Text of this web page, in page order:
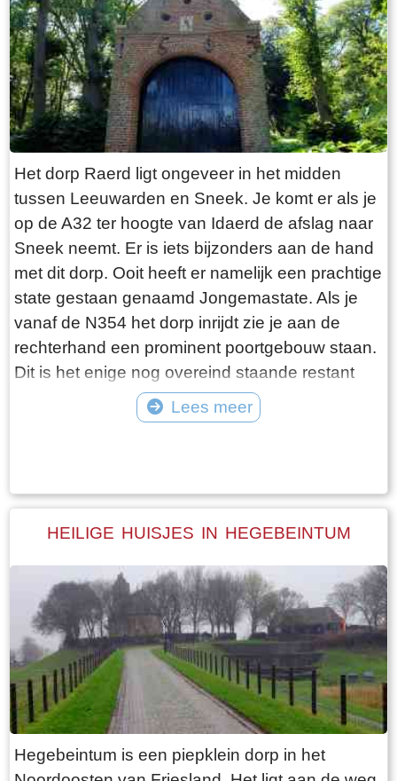
gevangen wordt. En niets is minder waar.
Tegenover de twee visrestaurants ligt in het
kleinste haventje van Europa eenzaam en
alleen de HL6. Navraag in het restaurant leert
dan dit de vissersboot van de gebroeders De
Vries is. Zij zijn de laatste overgebleven vissers
van Laaksum. Eerder was er sprake van een
bescheiden vloot maar de meeste vissers van
Laaksum zijn er al lang geleden mee gestopt.
De gebroeders De Vries houden het dus nog vol
en vangen regelmatig bot bij Laaksum. Ik hoor
dat de ze inmiddels aardig op leeftijd zijn, in
ieder geval over de zestig. Ik hoop dat ze het
nog even kunnen volhouden tot aan hun
pensioenleeftijd. Want zodra zij ermee stoppen
vangt iedereen bot bij Laaksum.
Het dorp Raerd ligt ongeveer in het midden
tussen Leeuwarden en Sneek. Je komt er als je
op de A32 ter hoogte van Idaerd de afslag naar
Sneek neemt. Er is iets bijzonders aan de hand
met dit dorp. Ooit heeft er namelijk een prachtige
state gestaan genaamd Jongemastate. Als je
vanaf de N354 het dorp inrijdt zie je aan de
rechterhand een prominent poortgebouw staan.
Dit is het enige nog overeind staande restant
van Jongemastate. Het poortgebouw geeft
toegang tot het park Jongemastate. In het
aub”. Het is de moeite waard om het park eens
heeft. Grote brokken zandsteen liggen her en
der verspreid door het park alsof er een enorme
explosie heeft plaatsgevonden. Niets is minder
waar. De laatste bewoner van Jongemastate
was Burgemeester van Slooten. Hij was
burgemeester van de gemeente
Rauwerderhem. Het voormalige gemeentehuis
staat een eindje verderop. Het is moeilijk voor te
stellen maar toen hij verhuisde heeft hij de state
Lees meer
HEILIGE HUISJES IN HEGEBEINTUM
Hegebeintum is een piepklein dorp in het